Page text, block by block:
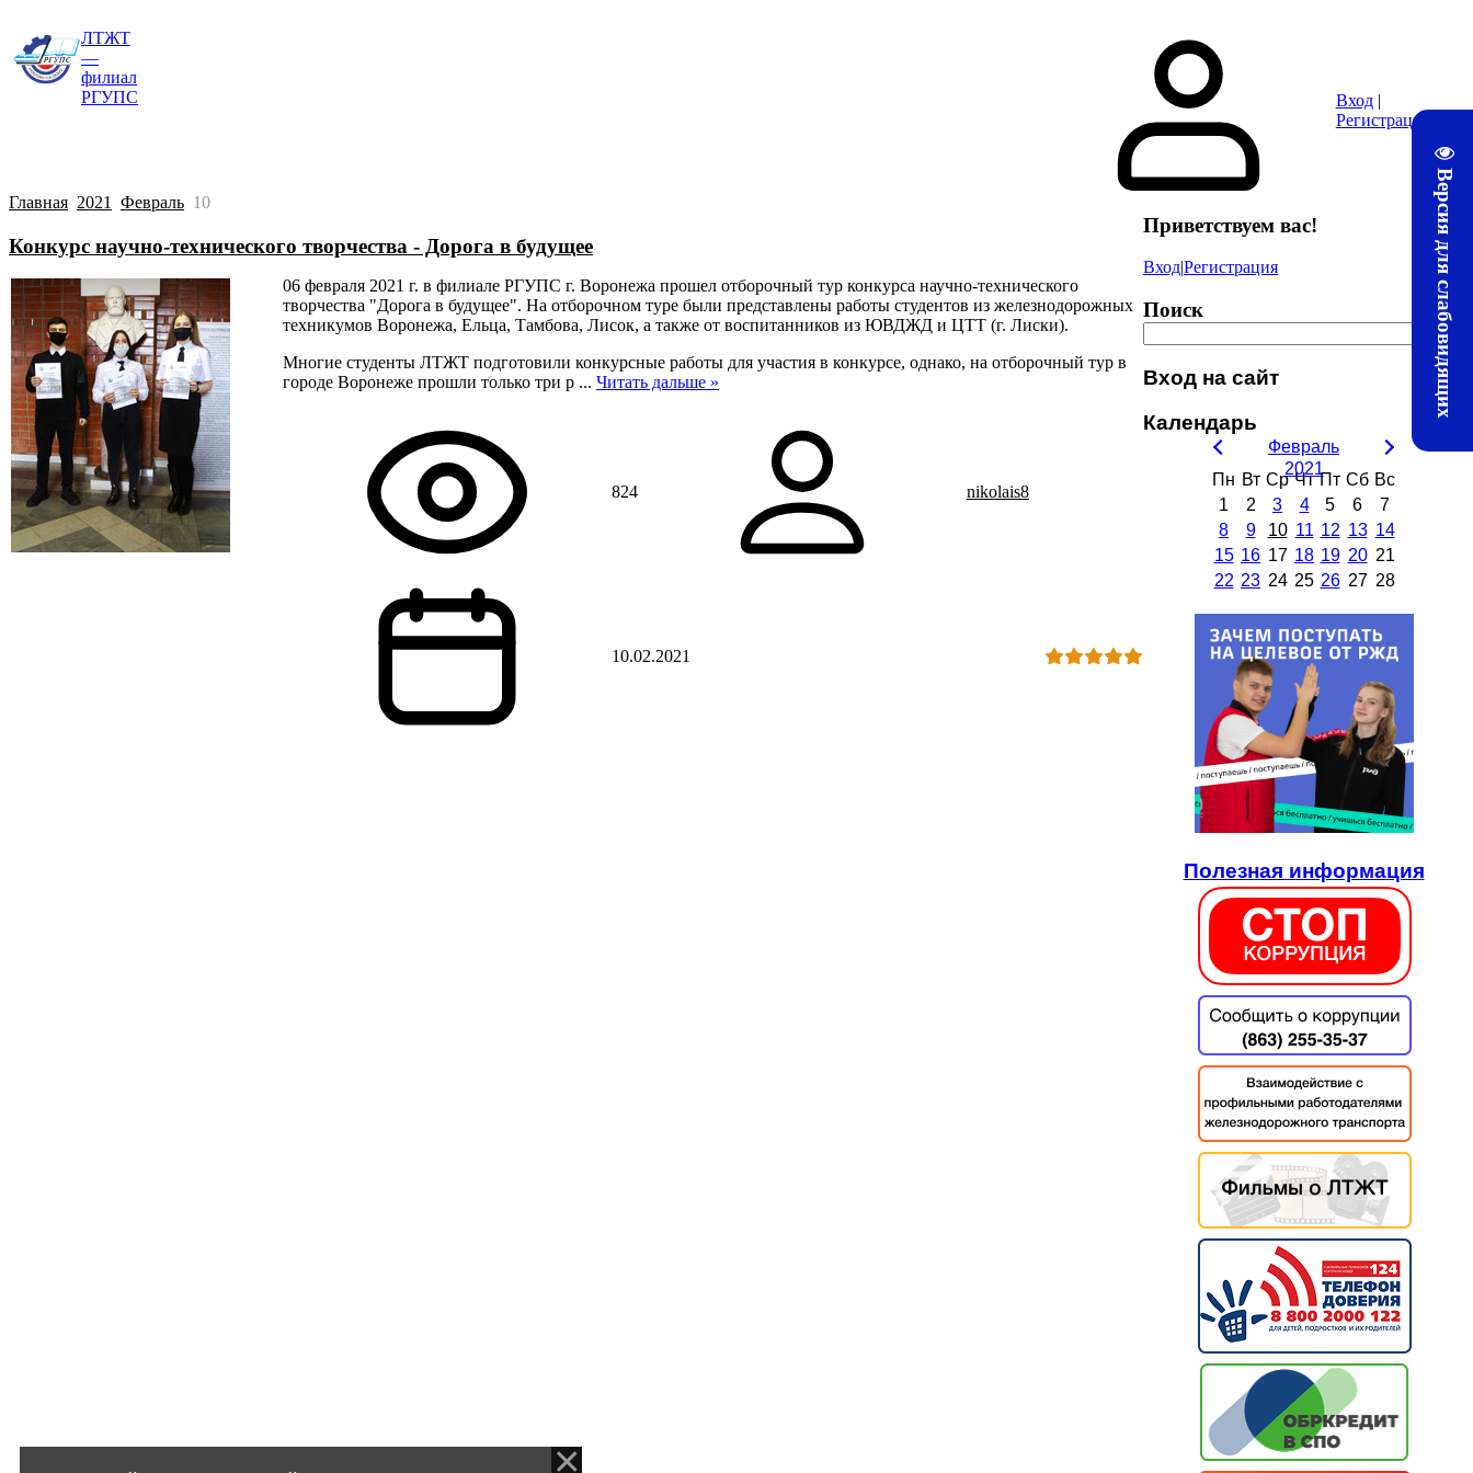
Версия для слабовидящих
ЛТЖТ
—
филиал
РГУПС
Методические материалы ЛТЖТ
Вход|
Регистрация
Главная 2021 Февраль 10
Конкурс научно-технического творчества - Дорога в будущее
06 февраля 2021 г. в филиале РГУПС г. Воронежа прошел отборочный тур конкурса научно-технического
творчества "Дорога в будущее". На отборочном туре были представлены работы студентов из железнодорожных
техникумов Воронежа, Ельца, Тамбова, Лисок, а также от воспитанников из ЮВДЖД и ЦТТ (г. Лиски).
Многие студенты ЛТЖТ подготовили конкурсные работы для участия в конкурсе, однако, на отборочный тур в
городе Воронеже прошли только три р ... Читать дальше »
824 nikolais8
10.02.2021
Приветствуем вас!
Вход|Регистрация
Поиск
Вход на сайт
Календарь
Февраль
2021
Пн Вт Ср Чт Пт Сб Вс
1
2 3 4 5 6
7
8
9 10 11 12 13 14
15 16 17 18 19 20 21
22 23 24 25 26 27 28
Полезная информация